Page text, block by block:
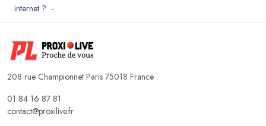
internet ? -
208 rue Championnet Paris 75018 France
01 84 16 87 81
contact@proxilive.fr